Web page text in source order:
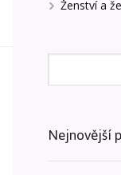
Ženství a
Nejnovější